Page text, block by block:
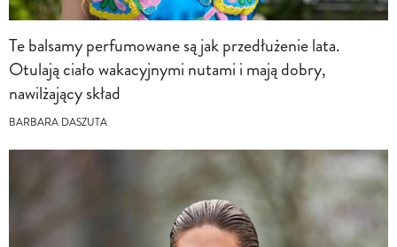
Te balsamy perfumowane są jak przedłużenie lata.
Otulają ciało wakacyjnymi nutami i mają dobry,
nawilżający skład
BARBARA DASZUTA